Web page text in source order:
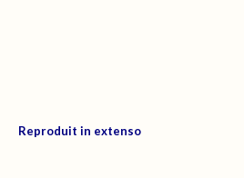
Reproduit in extenso